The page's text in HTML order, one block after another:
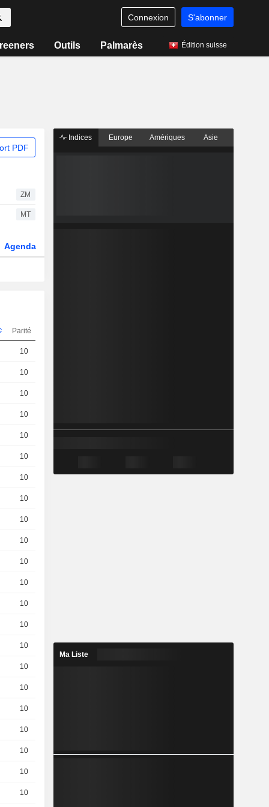
Connexion S'abonner
Outils Palmarès Édition suisse
PDF
ZM
MT
Agenda
Parité
10
10
10
10
10
10
10
10
10
10
10
10
10
10
10
10
10
10
10
10
10
10
Indices Europe Amériques Asie
Ma Liste